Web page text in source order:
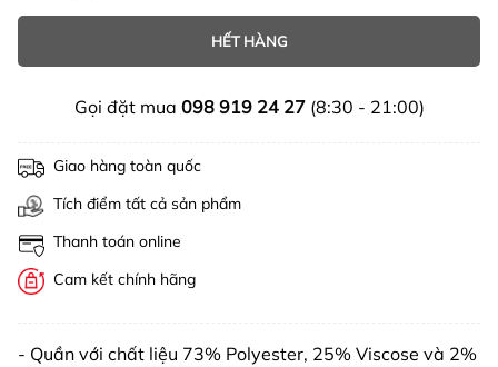
HẾT HÀNG
Gọi đặt mua 098 919 24 27(8:30 - 21:00)
Giao hàng toàn quốc
Tích điểm tất cả sản phẩm
Thanh toán online
Cam kết chính hãng
- Quần với chất liệu 73% Polyester, 25% Viscose và 2%